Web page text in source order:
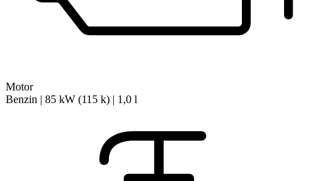
Motor
Benzin | 85 kW (115 k) | 1,0 l